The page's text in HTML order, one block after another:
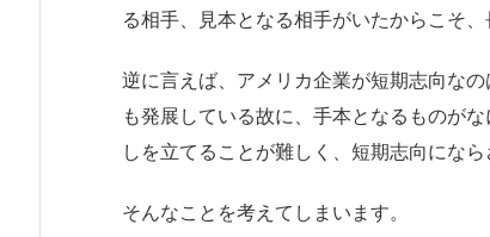
る相手、見本となる相手がいたからこそ、
逆に言えば、アメリカ企業が短期志向な
も発展している故に、手本となるものが
しを立てることが難しく、短期志向にな
そんなことを考えてしまいます。